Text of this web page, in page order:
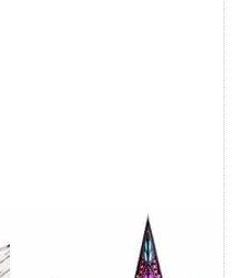
starlightz jaipur
small black/pink